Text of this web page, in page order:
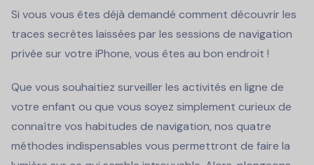
Si vous vous êtes déjà demandé comment découvrir les
traces secrètes laissées par les sessions de navigation
privée sur votre iPhone, vous êtes au bon endroit !
Que vous souhaitiez surveiller les activités en ligne de
votre enfant ou que vous soyez simplement curieux de
connaître vos habitudes de navigation, nos quatre
méthodes indispensables vous permettront de faire la